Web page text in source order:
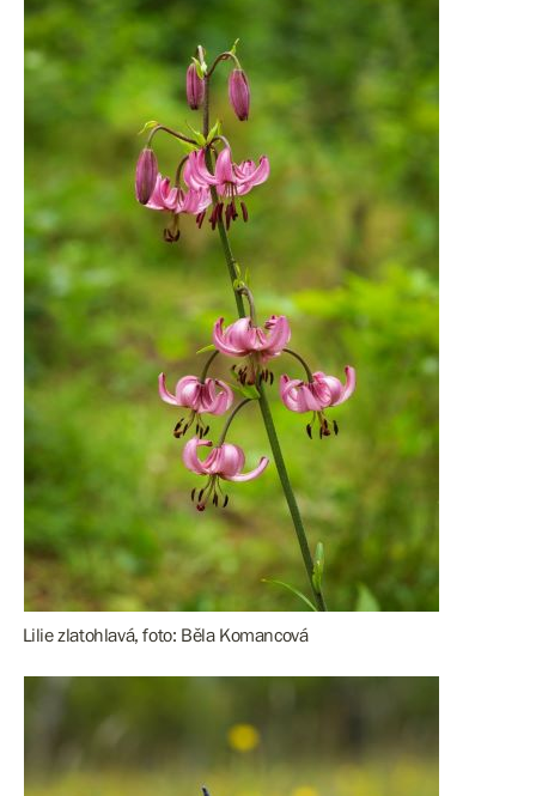
Lilie zlatohlavá, foto: Běla Komancová